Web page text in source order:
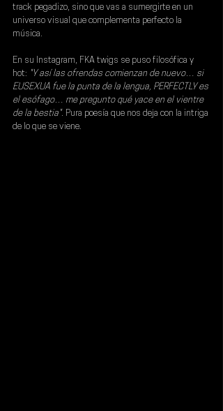
track pegadizo, sino que vas a sumergirte en un
universo visual que complementa perfecto la
música.
En su Instagram, FKA twigs se puso filosófica y
hot: "Y así las ofrendas comienzan de nuevo… si
EUSEXUA fue la punta de la lengua, PERFECTLY es
el esófago… me pregunto qué yace en el vientre
de la bestia". Pura poesía que nos deja con la intriga
de lo que se viene.